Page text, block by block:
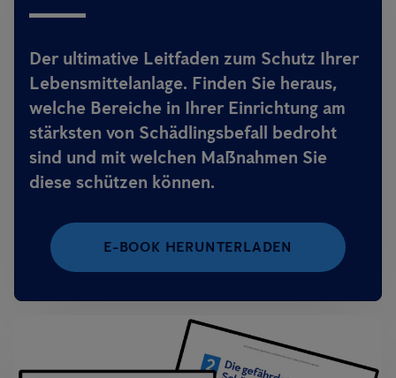
Der ultimative Leitfaden zum Schutz Ihrer
Lebensmittelanlage. Finden Sie heraus,
welche Bereiche in Ihrer Einrichtung am
stärksten von Schädlingsbefall bedroht
sind und mit welchen Maßnahmen Sie
diese schützen können.
E-BOOK HERUNTERLADEN